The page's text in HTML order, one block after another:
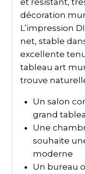
décoration
L’impression
net, stable
excellente
tableau art
trouve
Un salon
grand
Une
souhaite
moderne
Un bureau